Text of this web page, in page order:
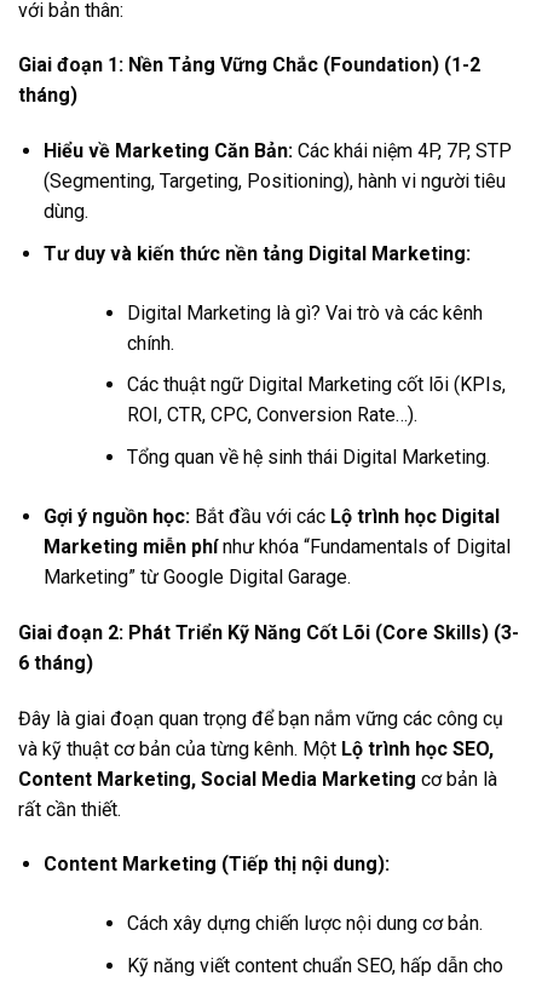
với bản thân:
Giai đoạn 1: Nền Tảng Vững Chắc (Foundation) (1-2
tháng)
Hiểu về Marketing Căn Bản:Các khái niệm 4P, 7P, STP
(Segmenting, Targeting, Positioning), hành vi người tiêu
dùng.
Tư duy và kiến thức nền tảng Digital Marketing:
Digital Marketing là gì? Vai trò và các kênh
chính.
Các thuật ngữ Digital Marketing cốt lõi (KPIs,
ROI, CTR, CPC, Conversion Rate…).
Tổng quan về hệ sinh thái Digital Marketing.
Gợi ý nguồn học:Bắt đầu với các Lộ trình học Digital
Marketing miễn phínhư khóa “Fundamentals of Digital
Marketing” từ Google Digital Garage.
Giai đoạn 2: Phát Triển Kỹ Năng Cốt Lõi (Core Skills) (3-
6 tháng)
Đây là giai đoạn quan trọng để bạn nắm vững các công cụ
và kỹ thuật cơ bản của từng kênh. Một Lộ trình học SEO,
Content Marketing, Social Media Marketing cơ bản là
rất cần thiết.
Content Marketing (Tiếp thị nội dung):
Cách xây dựng chiến lược nội dung cơ bản.
Kỹ năng viết content chuẩn SEO, hấp dẫn cho